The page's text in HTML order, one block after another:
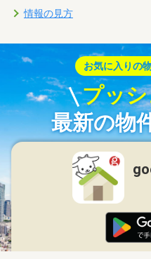
情報の見方
お気に入りの
プッ
最新の物